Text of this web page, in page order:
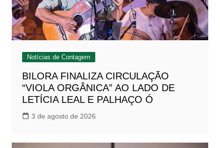
Notícias de Contagem
BILORA FINALIZA CIRCULAÇÃO
“VIOLA ORGÂNICA” AO LADO DE
LETÍCIA LEAL E PALHAÇO Ó
3 de agosto de 2026